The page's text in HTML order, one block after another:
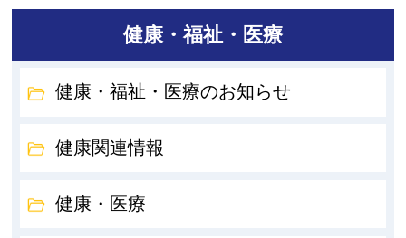
健康・福祉・医療
健康・福祉・医療のお知らせ
健康関連情報
健康・医療